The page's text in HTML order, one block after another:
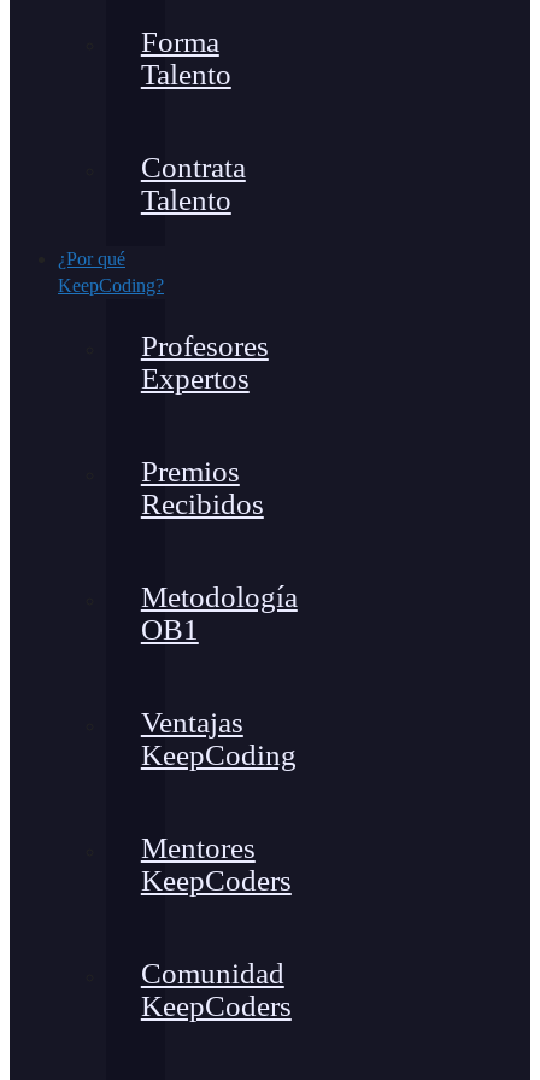
Forma
Talento
Contrata
Talento
¿Por qué
KeepCoding?
Profesores
Expertos
Premios
Recibidos
Metodología
OB1
Ventajas
KeepCoding
Mentores
KeepCoders
Comunidad
KeepCoders